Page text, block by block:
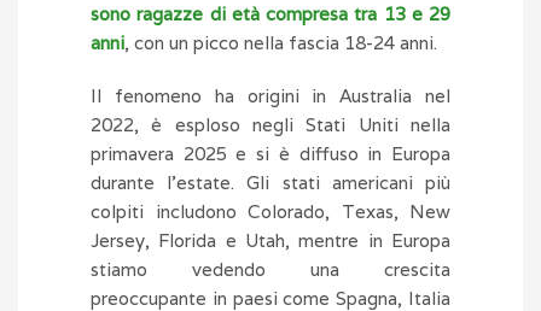
sono ragazze di età compresa tra 13 e 29
anni, con un picco nella fascia 18-24 anni.
Il fenomeno ha origini in Australia nel
2022, è esploso negli Stati Uniti nella
primavera 2025 e si è diffuso in Europa
durante l’estate. Gli stati americani più
colpiti includono Colorado, Texas, New
Jersey, Florida e Utah, mentre in Europa
stiamo vedendo una crescita
preoccupante in paesi come Spagna, Italia